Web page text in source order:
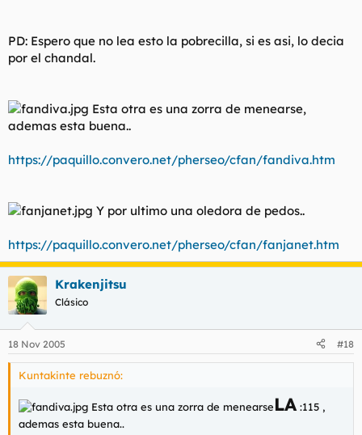
PD: Espero que no lea esto la pobrecilla, si es asi, lo decia
por el chandal.
Esta otra es una zorra de menearse,
ademas esta buena..
https://paquillo.convero.net/pherseo/cfan/fandiva.htm
Y por ultimo una oledora de pedos..
https://paquillo.convero.net/pherseo/cfan/fanjanet.htm
Krakenjitsu
Clásico
18 Nov 2005 #18
Kuntakinte rebuznó:
Esta otra es una zorra de menearseLA :115 ,
ademas esta buena..